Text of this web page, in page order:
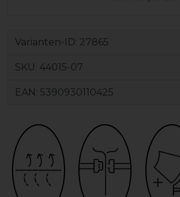
Varianten-ID: 27865
SKU: 44015-07
EAN: 5390930110425